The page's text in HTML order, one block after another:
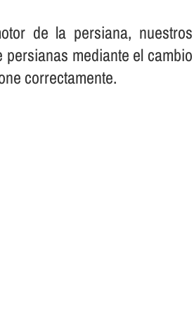
de la persiana, nuestros
mediante el cambio
correctamente.